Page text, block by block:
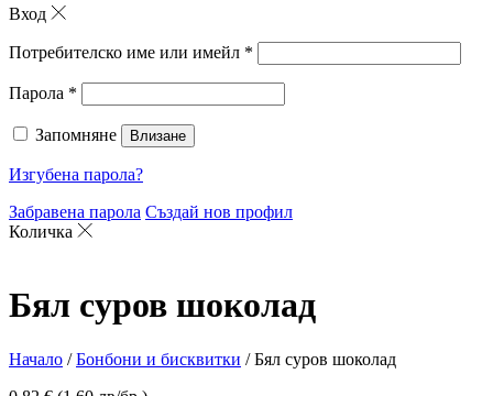
Вход
Потребителско име или имейл *
Парола *
Запомняне Влизане
Изгубена парола?
Забравена парола Създай нов профил
Количка
Бял суров шоколад
Начало /Бонбони и бисквитки / Бял суров шоколад